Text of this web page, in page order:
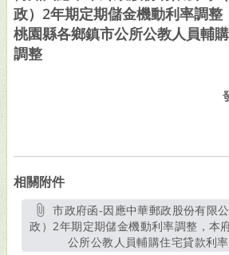
政）2年期定期儲金機動利率調整
桃園縣各鄉鎮市公所公教人員輔
調整
相關附件
市政府函-因應中華郵政股份有限公司（以下簡稱中華郵
政）2年期定期儲金機動利率調整，本
公所公教人員輔購住宅貸款利